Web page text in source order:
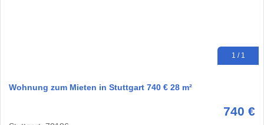
1 / 1
Wohnung zum Mieten in Stuttgart 740 € 28 m²
740 €